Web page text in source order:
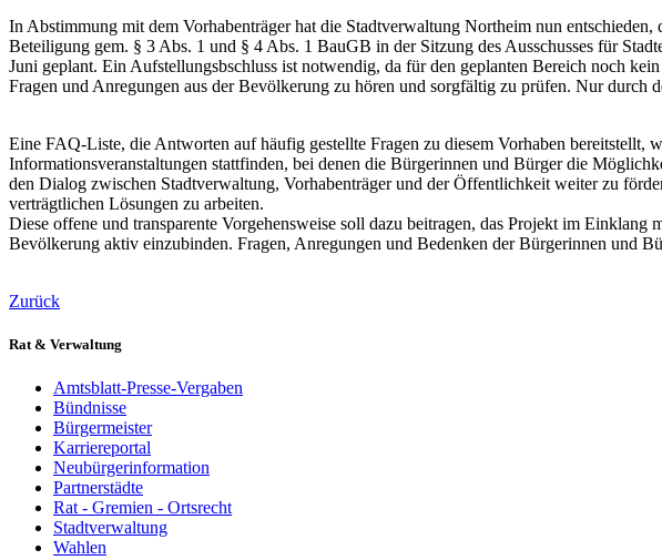
In Abstimmung mit dem Vorhabenträger hat die Stadtverwaltung Northeim nun
Beteiligung gem. § 3 Abs. 1 und § 4 Abs. 1 BauGB in der Sitzung des Ausschusses für
Juni geplant. Ein Aufstellungsbschluss ist notwendig, da für den geplanten Bereich noch
Fragen und Anregungen aus der Bevölkerung zu hören und sorgfältig zu prüfen. Nur
Eine FAQ-Liste, die Antworten auf häufig gestellte Fragen zu diesem Vorhaben
Informationsveranstaltungen stattfinden, bei denen die Bürgerinnen und Bürger die
den Dialog zwischen Stadtverwaltung, Vorhabenträger und der Öffentlichkeit weiter zu
verträgtlichen Lösungen zu arbeiten.
Diese offene und transparente Vorgehensweise soll dazu beitragen, das Projekt im
Bevölkerung aktiv einzubinden. Fragen, Anregungen und Bedenken der Bürgerinnen und
Zurück
Rat & Verwaltung
Amtsblatt-Presse-Vergaben
Bündnisse
Bürgermeister
Karriereportal
Neubürgerinformation
Partnerstädte
Rat - Gremien - Ortsrecht
Stadtverwaltung
Wahlen